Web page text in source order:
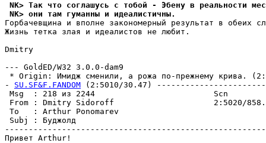
NK> Так что соглашусь с тобой - Эбену в реальности
NK> они там гуманны и идеалистичны.
Горбачевщина и вполне закономерный результат в обеих
Жизнь тетка злая и идеалистов не любит.
Dmitry
--- GoldED/W32 3.0.0-dam9
* Origin: Имидж сменили, а рожа по-прежнему крива.
- SU.SF&F.FANDOM (2:5010/30.47)
Msg  : 218 из 2244
From : Dmitry Sidoroff                     2:5020/
To   : Arthur Ponomarev
Subj :
Привет Arthur!